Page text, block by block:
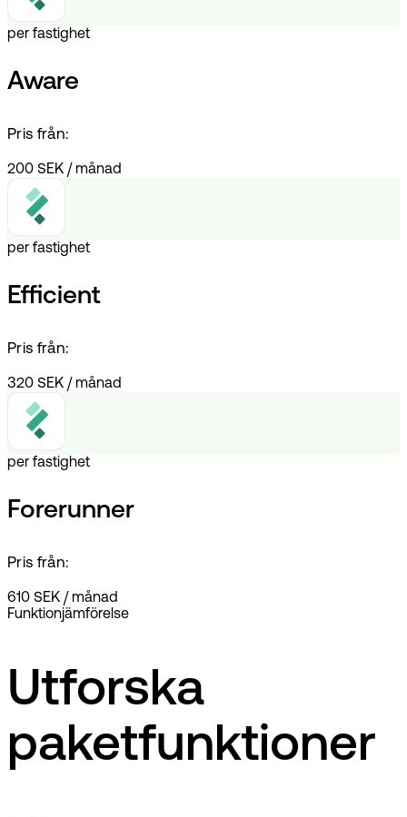
per fastighet
Aware
Pris från:
200 SEK / månad
per fastighet
Efficient
Pris från:
320 SEK / månad
per fastighet
Forerunner
Pris från:
610 SEK / månad
Funktionjämförelse
Utforska
paketfunktioner